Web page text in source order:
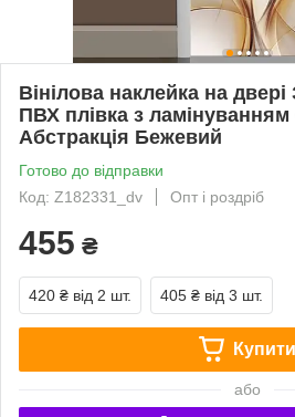
Вінілова наклейка на двері
ПВХ плівка з
Абстракція Бежевий
Готово до відправки
Код: Z182331_dv
Опт і роздріб
455 ₴
420 ₴ від 2 шт. 405 ₴ від 3 шт.
Купити
або